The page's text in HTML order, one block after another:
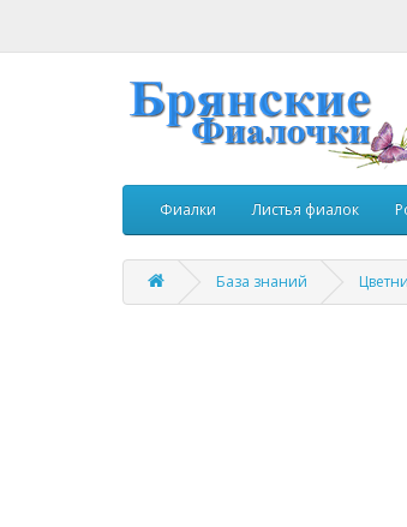
Фиалки Листья фиалок
База знаний